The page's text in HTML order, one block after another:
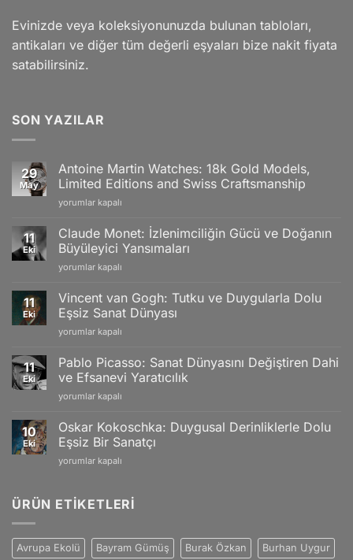
Evinizde veya koleksiyonunuzda bulunan tabloları,
antikaları ve diğer tüm değerli eşyaları bize nakit fiyata
satabilirsiniz.
SON YAZILAR
29
May
Antoine Martin Watches: 18k Gold Models,
Limited Editions and Swiss Craftsmanship
Antoine
Watches:
18k
Gold
Models,
Editions
and
Swiss
Craftsmanship
yorumlar kapalı
11
Eki
Claude Monet: İzlenimciliğin Gücü ve Doğanın
Büyüleyici Yansımaları
Claude
İzlenimciliğin
Gücü
ve
Doğanın
Yansımaları
için
yorumlar kapalı
11
Eki
Vincent van Gogh: Tutku ve Duygularla Dolu
Eşsiz Sanat Dünyası
Vincent
Gogh:
Tutku
ve
Duygularla
Eşsiz
Sanat
Dünyası
için
yorumlar kapalı
11
Eki
Pablo Picasso: Sanat Dünyasını Değiştiren Dahi
ve Efsanevi Yaratıcılık
Pablo
Sanat
Dünyasını
Değiştiren
Dahi
Yaratıcılık
yorumlar kapalı
10
Eki
Oskar Kokoschka: Duygusal Derinliklerle Dolu
Eşsiz Bir Sanatçı
Oskar
Derinliklerle
Bir
Sanatçı
yorumlar kapalı
ÜRÜN ETIKETLERI
Avrupa Ekolü Bayram Gümüş Burak Özkan Burhan Uygur